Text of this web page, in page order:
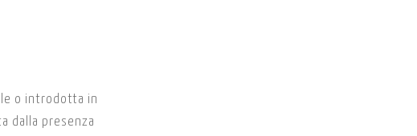
o introdotta in
dalla presenza